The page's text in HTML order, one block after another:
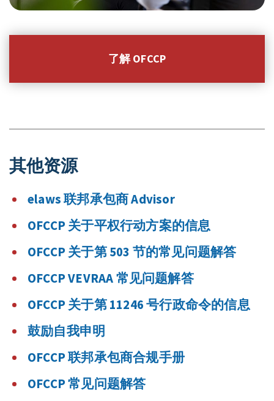
了解 OFCCP
其他资源
elaws 联邦承包商 Advisor
OFCCP 关于平权行动方案的信息
OFCCP 关于第 503 节的常见问题解答
OFCCP VEVRAA 常见问题解答
OFCCP 关于第 11246 号行政命令的信息
鼓励自我申明
OFCCP 联邦承包商合规手册
OFCCP 常见问题解答